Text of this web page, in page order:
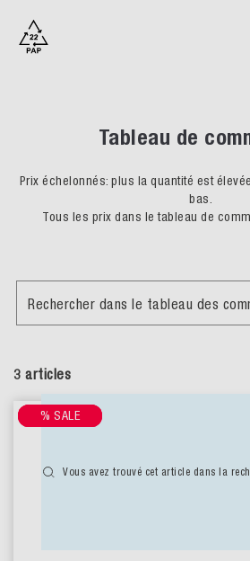
Tableau de
Prix échelonnés: plus la quantité est
bas.
Tous les prix dans le tableau de
3 articles
Rechercher dans le tableau des
Vous avez trouvé cet article dans la
% SALE
% SALE
% SALE